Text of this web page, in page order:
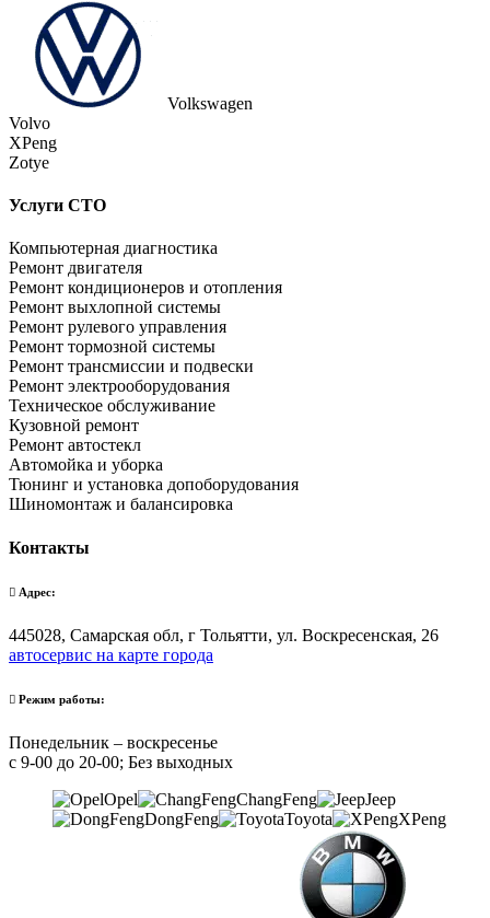
Volkswagen
Volvo
XPeng
Zotye
Услуги СТО
Компьютерная диагностика
Ремонт двигателя
Ремонт кондиционеров и отопления
Ремонт выхлопной системы
Ремонт рулевого управления
Ремонт тормозной системы
Ремонт трансмиссии и подвески
Ремонт электрооборудования
Техническое обслуживание
Кузовной ремонт
Ремонт автостекл
Автомойка и уборка
Тюнинг и установка допоборудования
Шиномонтаж и балансировка
Контакты
Адрес:
445028, Самарская обл, г Тольятти, ул. Воскресенская, 26
автосервис на карте города
Режим работы:
Понедельник – воскресенье
с 9-00 до 20-00; Без выходных
Opel
ChangFeng
Jeep
DongFeng
Toyota XPeng